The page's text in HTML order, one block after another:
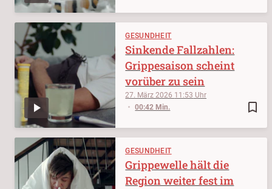
GESUNDHEIT
bookmark_border
27. März 2026 11:53
00:42 Min.
Sinkende Fallzahlen:
Grippesaison scheint
vorüber zu sein
GESUNDHEIT
Grippewelle hält die
Region weiter fest im